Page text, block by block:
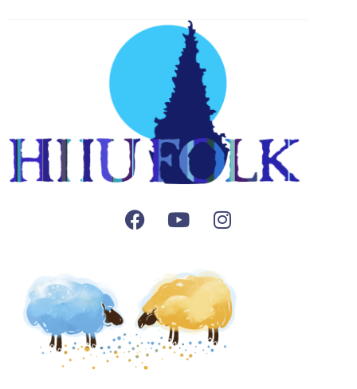
Facebook
YoutubeInstagram